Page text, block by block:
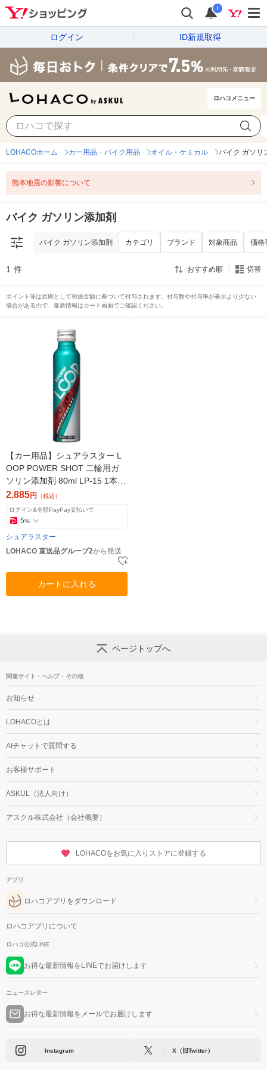
i
ログイン ID新規取得
ロハコメニュー
バイク ガソリン添加剤 価格
LOHACOホーム カー用品・バイク用品 オイル・ケミカル バイク ガソリ
熊本地震の影響について
バイク ガソリン添加剤
バイク ガソリン添加剤 カテゴリ ブランド 対象商品 価格
1 件 おすすめ順 切替
ポイント等は原則として税抜金額に基づいて付与されます。付与数や付与率が表示より少ない
場合があるので、最新情報はカート画面でご確認ください。
【カー用品】シュアラスター L
OOP POWER SHOT 二輪用ガ
ソリン添加剤 80ml LP-15 1本
（直送品）
2,885円 （税込）
ログイン&全額PayPay支払いで
5%
シュアラスター
LOHACO 直送品グループ2から発送
カートに入れる
ページトップへ
関連サイト・ヘルプ・その他
お知らせ
LOHACOとは
AIチャットで質問する
お客様サポート
ASKUL（法人向け）
アスクル株式会社（会社概要）
LOHACOをお気に入りストアに登録する
アプリ
ロハコアプリをダウンロード
ロハコアプリについて
ロハコ公式LINE
お得な最新情報をLINEでお届けします
ニュースレター
お得な最新情報をメールでお届けします
Instagram X（旧Twitter）